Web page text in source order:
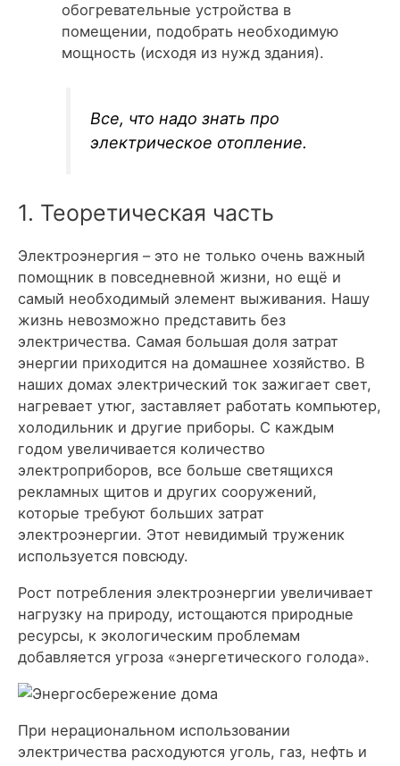
обогревательные устройства в
помещении, подобрать необходимую
мощность (исходя из нужд здания).
Все, что надо знать про
электрическое отопление.
1. Теоретическая часть
Электроэнергия – это не только очень важный
помощник в повседневной жизни, но ещё и
самый необходимый элемент выживания. Нашу
жизнь невозможно представить без
электричества. Самая большая доля затрат
энергии приходится на домашнее хозяйство. В
наших домах электрический ток зажигает свет,
нагревает утюг, заставляет работать компьютер,
холодильник и другие приборы. С каждым
годом увеличивается количество
электроприборов, все больше светящихся
рекламных щитов и других сооружений,
которые требуют больших затрат
электроэнергии. Этот невидимый труженик
используется повсюду.
Рост потребления электроэнергии увеличивает
нагрузку на природу, истощаются природные
ресурсы, к экологическим проблемам
добавляется угроза «энергетического голода».
При нерациональном использовании
электричества расходуются уголь, газ, нефть и